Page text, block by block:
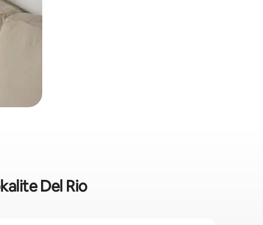
Del Rio